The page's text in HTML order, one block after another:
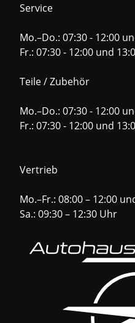
Service
Mo.–Do.: 07:30 - 12:00
Fr.: 07:30 - 12:00 und
Teile / Zubehör
Mo.–Do.: 07:30 - 12:00
Fr.: 07:30 - 12:00 und
Vertrieb
Mo.–Fr.: 08:00 – 12:00
Sa.: 09:30 – 12:30 Uhr